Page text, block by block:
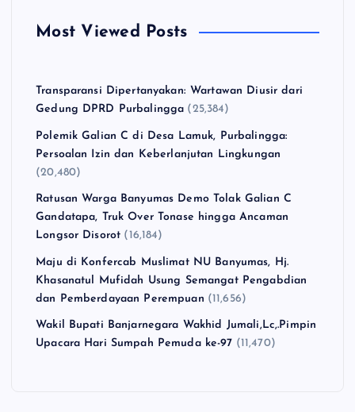
Most Viewed Posts
Transparansi Dipertanyakan: Wartawan Diusir dari
Gedung DPRD Purbalingga (25,384)
Polemik Galian C di Desa Lamuk, Purbalingga:
Persoalan Izin dan Keberlanjutan Lingkungan
(20,480)
Ratusan Warga Banyumas Demo Tolak Galian C
Gandatapa, Truk Over Tonase hingga Ancaman
Longsor Disorot (16,184)
Maju di Konfercab Muslimat NU Banyumas, Hj.
Khasanatul Mufidah Usung Semangat Pengabdian
dan Pemberdayaan Perempuan (11,656)
Wakil Bupati Banjarnegara Wakhid Jumali,Lc,.Pimpin
Upacara Hari Sumpah Pemuda ke-97 (11,470)